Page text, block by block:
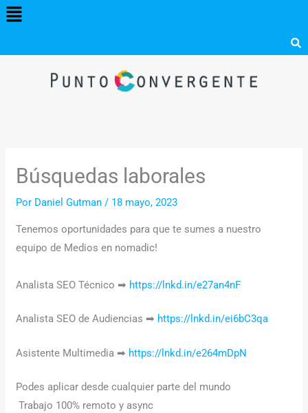
Menú
Búsquedas laborales
Por Daniel Gutman/ 18 mayo, 2023
Tenemos oportunidades para que te sumes a nuestro
equipo de Medios en nomadic! ‍
Analista SEO Técnico ➡ https://lnkd.in/e27an4nF
Analista SEO de Audiencias ➡ https://lnkd.in/ei6bC3qa
Asistente Multimedia ➡ https://lnkd.in/e264mDpN
Podes aplicar desde cualquier parte del mundo
‍ Trabajo 100% remoto y async